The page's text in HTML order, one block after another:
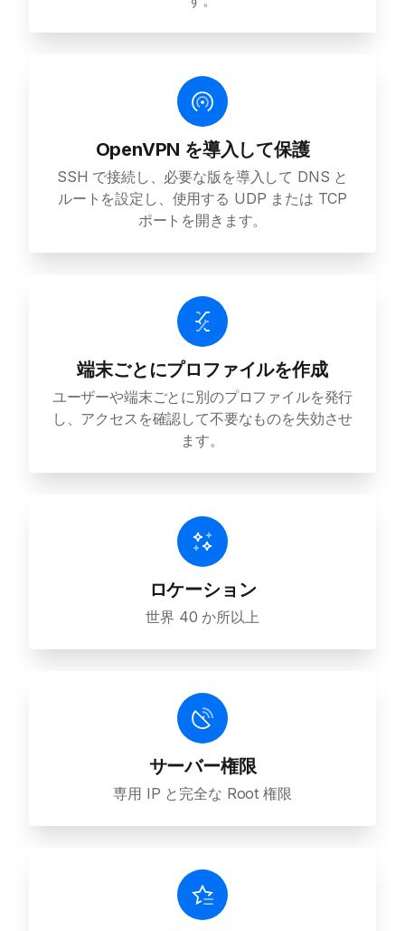
OpenVPN を導入して保護
SSH で接続し、必要な版を導入して DNS と
ルートを設定し、使用する UDP または TCP
ポートを開きます。
端末ごとにプロファイルを作成
ユーザーや端末ごとに別のプロファイルを発行
し、アクセスを確認して不要なものを失効させ
ます。
ロケーション
世界 40 か所以上
サーバー権限
専用 IP と完全な Root 権限